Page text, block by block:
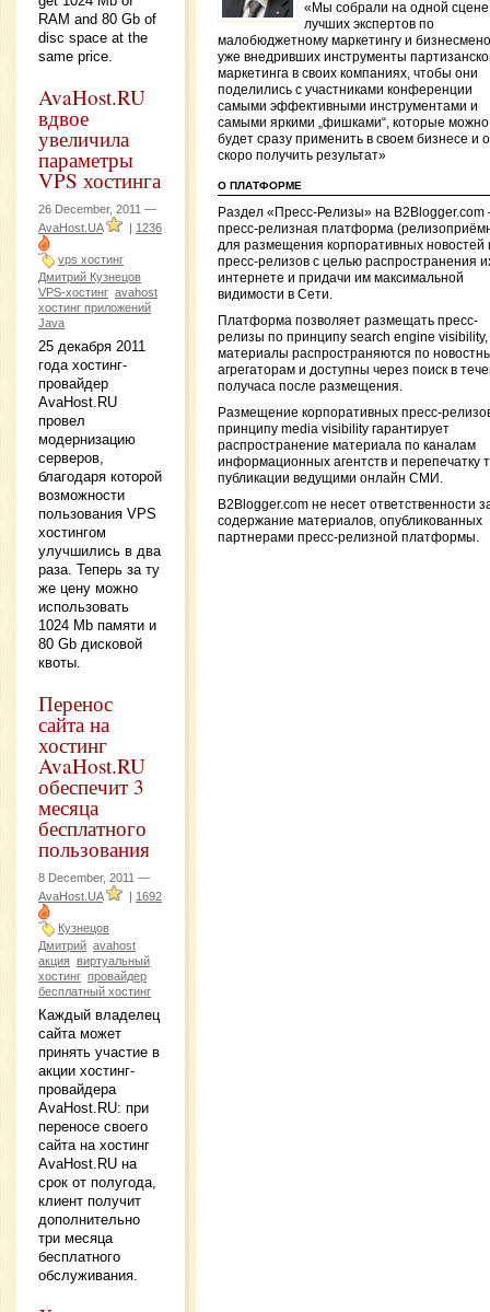
RAM and 80 Gb of
disc space at the
same price.
AvaHost.RU
вдвое
увеличила
параметры
VPS хостинга
26 December, 2011 —
AvaHost.UA
| 1236
vps хостинг
Дмитрий Кузнецов
VPS-хостинг avahost
хостинг приложений
Java
25 декабря 2011
года хостинг-
провайдер
AvaHost.RU
провел
модернизацию
серверов,
благодаря которой
возможности
пользования VPS
хостингом
улучшились в два
раза. Теперь за ту
же цену можно
использовать
1024 Mb памяти и
80 Gb дисковой
квоты.
Перенос
сайта на
хостинг
AvaHost.RU
обеспечит 3
месяца
бесплатного
пользования
8 December, 2011 —
AvaHost.UA
| 1692
Кузнецов
Дмитрий avahost
акция виртуальный
хостинг провайдер
бесплатный хостинг
Каждый владелец
сайта может
принять участие в
акции хостинг-
провайдера
AvaHost.RU: при
переносе своего
сайта на хостинг
AvaHost.RU на
срок от полугода,
клиент получит
дополнительно
три месяца
бесплатного
обслуживания.
«Мы собрали на одной сцене
лучших экспертов по
малобюджетному маркетингу и
уже внедривших инструменты
маркетинга в своих компаниях, чтобы они
поделились с участниками конференции
самыми эффективными инструментами и
самыми яркими „фишками“, которые можно
будет сразу применить в своем бизнесе и
скоро получить результат»
О ПЛАТФОРМЕ
Раздел «Пресс-Релизы» на
пресс-релизная платформа
для размещения корпоративных новостей
пресс-релизов с целью распространения
интернете и придачи им максимальной
видимости в Сети.
Платформа позволяет размещать пресс-
релизы по принципу search engine visibility,
материалы распространяются по
агрегаторам и доступны через поиск в
получаса после размещения.
Размещение корпоративных пресс-
принципу media visibility гарантирует
распространение материала по каналам
информационных агентств и перепечатку
публикации ведущими онлайн СМИ.
B2Blogger.com не несет ответственности
содержание материалов, опубликованных
партнерами пресс-релизной платформы.